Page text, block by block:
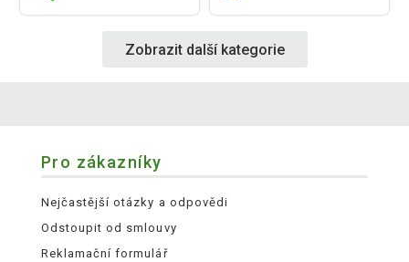
Zobrazit další kategorie
Pro zákazníky
Nejčastější otázky a odpovědi
Odstoupit od smlouvy
Reklamační formulář